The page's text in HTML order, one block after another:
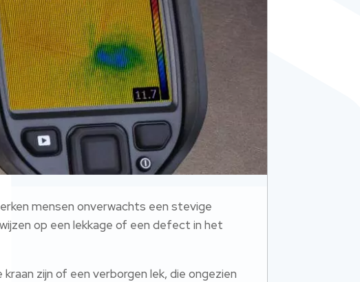
mensen onverwachts een stevige
op een lekkage of een defect in het
zijn of een verborgen lek, die ongezien